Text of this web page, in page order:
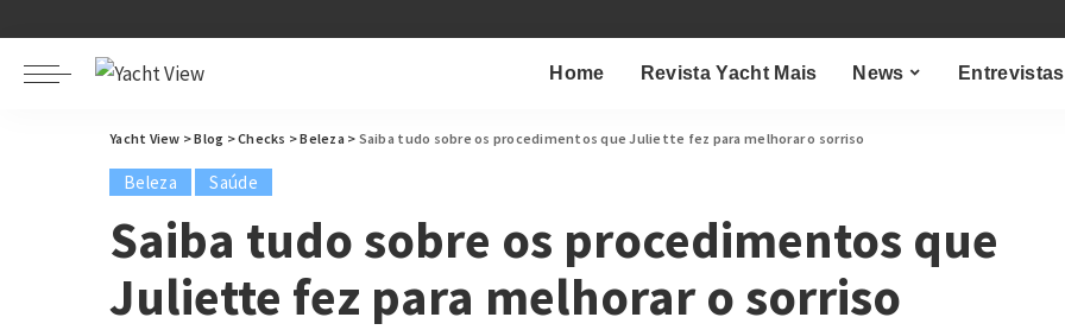
Home Revista Yacht Mais News Entrevistas
Yacht View >Blog >Checks >Beleza > Saiba tudo sobre os procedimentos que Juliette fez para melhorar o sorriso
Beleza Saúde
Saiba tudo sobre os procedimentos que
Juliette fez para melhorar o sorriso